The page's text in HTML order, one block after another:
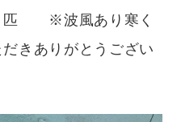
匹 ※波風あり寒く
きありがとうござい